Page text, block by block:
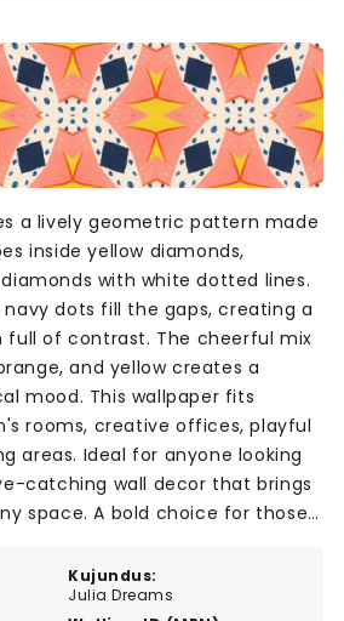
Kujundus:
Julia Dreams
a lively geometric pattern made
inside yellow diamonds,
with white dotted lines.
dots fill the gaps, creating a
full of contrast. The cheerful mix
and yellow creates a
mood. This wallpaper fits
rooms, creative offices, playful
areas. Ideal for anyone looking
catching wall decor that brings
space. A bold choice for those